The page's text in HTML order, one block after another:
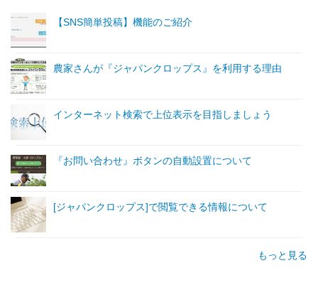
【SNS簡単投稿】機能のご紹介
農家さんが『ジャパンクロップス』を利用する理由
インターネット検索で上位表示を目指しましょう
『お問い合わせ』ボタンの自動設置について
[ジャパンクロップス]で閲覧できる情報について
もっと見る